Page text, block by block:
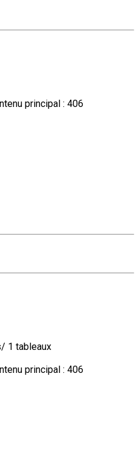
principal : 406
1 tableaux
principal : 406